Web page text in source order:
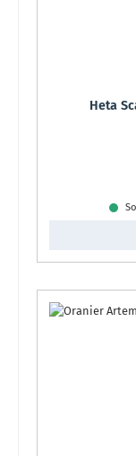
Heta